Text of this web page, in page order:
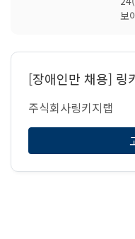
보
[장애인만 채용] 링
주식회사링키지랩